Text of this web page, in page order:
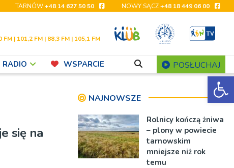
TARNÓW+48 14 627 50 50 NOWY SĄCZ+48 18 449 06 00
FM | 101,2 FM | 88,3 FM | 105,1 FM
RADIO WSPARCIE POSŁUCHAJ
się na
NAJNOWSZE
Rolnicy kończą żniwa
– plony w powiecie
tarnowskim
mniejsze niż rok
temu